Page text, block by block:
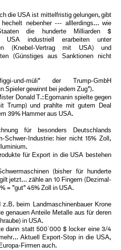
die USA ist mittelfristig gelungen, gibt
nebenher --- alllerdings... wie
Staaten die hunderte Milliarden $
USA industriell erarbeiten unter
(Knebel-Vertrag mit USA) und
(Günstiges aus Sanktionen nicht
und-müli" der Trump-GmbH
Spieler gewinnt bei jedem Zug").
Donald T.: Egomanin spielte gegen
Trump) und prahlte mit gutem Deal
39% Hammer aus USA.
für besonders Deutschlands
Schwer-Industrie: hier nicht 15% Zoll,
für Export in die USA bestehen
(bisher für hunderte
jetzt... zähle an 10 Fingern (Dezimal-
= "gut" 45% Zoll in USA.
beim Landmaschinenbauer Krone
genauen Anteile Metalle aus für deren
in USA.
dann statt 500`000 $ locker eine 3/4
Aktuell Export-Stop in die USA,
Firmen auch.